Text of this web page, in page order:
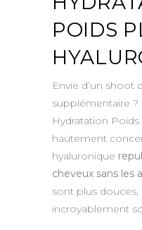
POIDS
Envie d’un shoot
supplémentaire ?
Hydratation
hautement
hyaluronique
cheveux sans les
sont plus
incroyablement